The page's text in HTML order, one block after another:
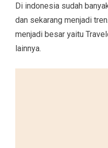
Di indonesia sudah
dan sekarang menjadi
menjadi besar yaitu
lainnya.